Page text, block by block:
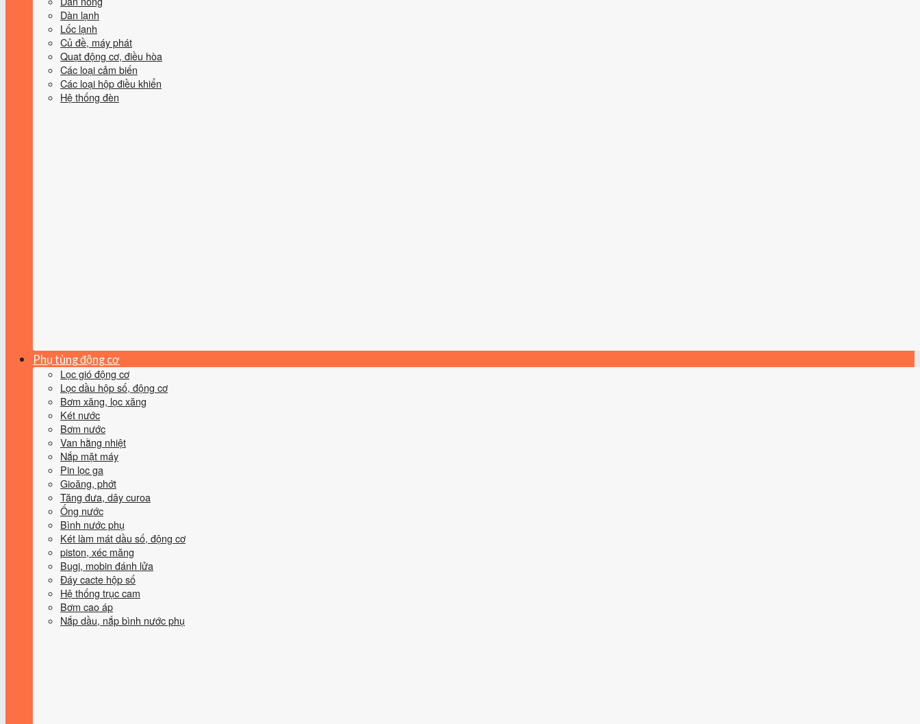
Dàn lạnh
Lốc lạnh
Củ đề, máy phát
Quạt động cơ, điều hòa
Các loại cảm biến
Các loại hộp điều khiển
Hệ thống đèn
Phụ tùng động cơ
Lọc gió động cơ
Lọc dầu hộp số, động cơ
Bơm xăng, lọc xăng
Két nước
Bơm nước
Van hằng nhiệt
Nắp mặt máy
Pin lọc ga
Gioăng, phớt
Tăng đưa, dây curoa
Ống nước
Bình nước phụ
Két làm mát dầu số, động cơ
piston, xéc măng
Bugi, mobin đánh lửa
Đáy cacte hộp số
Hệ thống trục cam
Bơm cao áp
Nắp dầu, nắp bình nước phụ